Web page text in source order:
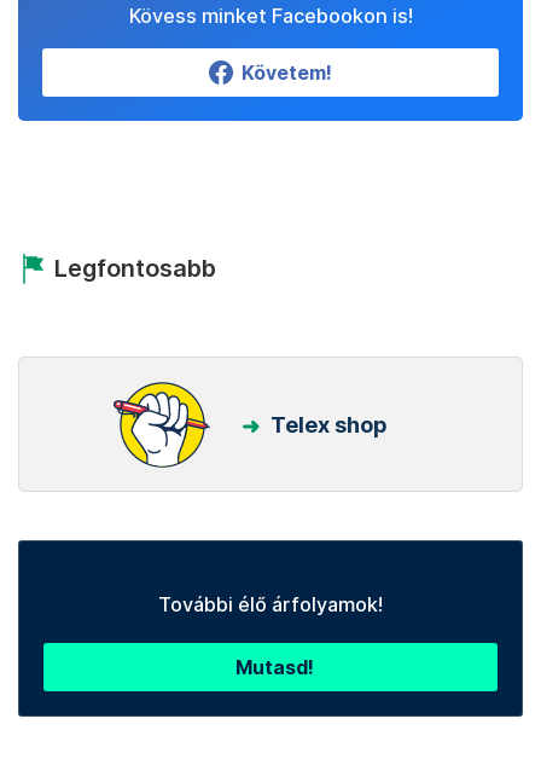
Kövess minket Facebookon is!
Követem!
Legfontosabb
Telex shop
További élő árfolyamok!
Mutasd!